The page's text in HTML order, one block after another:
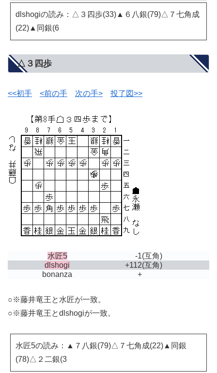
dlshogiの読み：△３四歩(33)▲６八銀(79)△７七角成
(22)▲同銀(6
△３四歩
<<初手 <前の手 次の手> 投了図>>
水匠5 -1(互角)
dlshogi
+112(互角)
bonanza
+
○※藤井竜王と水匠が一致。
○※藤井竜王とdlshogiが一致。
水匠5の読み：▲７八銀(79)△７七角成(22)▲同銀
(78)△２二銀(3